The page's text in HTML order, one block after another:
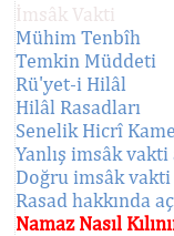
İmsâk Vakti
Mühim Tenbîh
Temkin Müddeti
Rü'yet-i Hilâl
Hilâl Rasadları
Senelik Hicrî
Yanlış imsâk vakti
Doğru imsâk vakti
Rasad hakkında
Namaz Nasıl